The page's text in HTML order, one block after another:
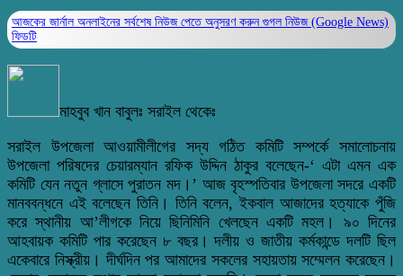
আজকের জার্নাল অনলাইনের সর্বশেষ নিউজ পেতে অনুসরণ করুন গুগল নিউজ (Google News)
ফিডটি
মাহবুব খান বাবুলঃ সরাইল থেকেঃ
সরাইল উপজেলা আওয়ামীলীগের সদ্য গঠিত কমিটি সম্পর্কে সমালোচনায়
উপজেলা পরিষদের চেয়ারম্যান রফিক উদ্দিন ঠাকুর বলেছেন-‘ এটা এমন এক
কমিটি যেন নতুন গ্লাসে পুরাতন মদ।’ আজ বৃহস্পতিবার উপজেলা সদরে একটি
মানববন্ধনে এই বলেছেন তিনি। তিনি বলেন, ইকবাল আজাদের হত্যাকে পুঁজি
করে স্থানীয় আ’লীগকে নিয়ে ছিনিমিনি খেলছেন একটি মহল। ৯০ দিনের
আহবায়ক কমিটি পার করেছেন ৮ বছর। দলীয় ও জাতীয় কর্মকান্ডে দলটি ছিল
একেবারে নিস্ক্রীয়। দীর্ঘদিন পর আমাদের সকলের সহায়তায় সম্মেলন করেছেন।